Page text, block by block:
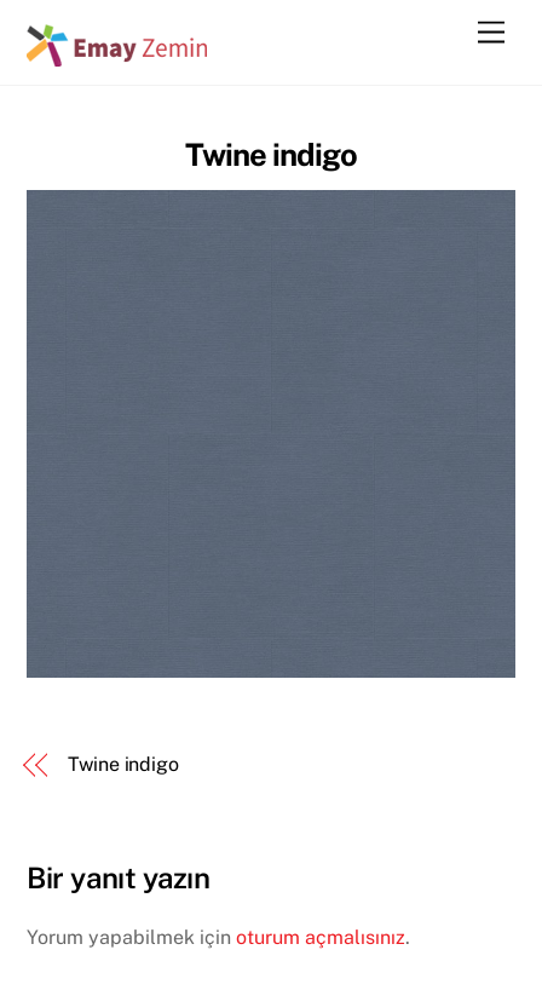
Twine indigo
Twine indigo
Bir yanıt yazın
Yorum yapabilmek içinoturum açmalısınız.